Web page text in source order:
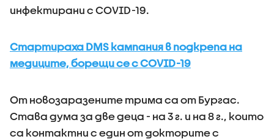
инфектирани с COVID-19.
Стартираха DMS кампания в подкрепа на
медиците, борещи се с COVID-19
От новозаразените трима са от Бургас.
Става дума за две деца - на 3 г. и на 8 г., които
са контактни с един от докторите с